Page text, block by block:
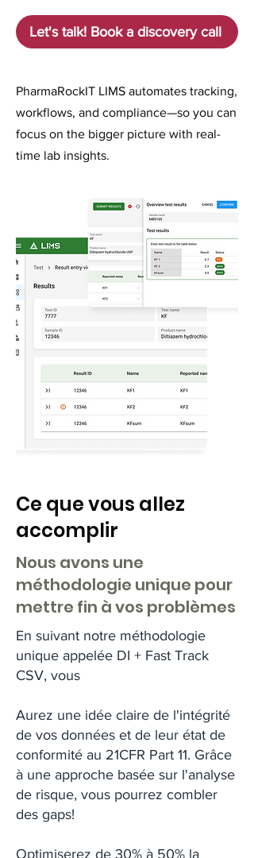
Let's talk! Book a discovery call
PharmaRockIT LIMS automates tracking,
workflows, and compliance—so you can
focus on the bigger picture with real-
time lab insights.
Ce que vous allez
accomplir
Nous avons une
méthodologie unique pour
mettre fin à vos problèmes
En suivant notre méthodologie
unique appelée DI + Fast Track
CSV, vous
Aurez une idée claire de l'intégrité
de vos données et de leur état de
conformité au 21CFR Part 11. Grâce
à une approche basée sur l'analyse
de risque, vous pourrez combler
des gaps!
Optimiserez de 30% à 50% la